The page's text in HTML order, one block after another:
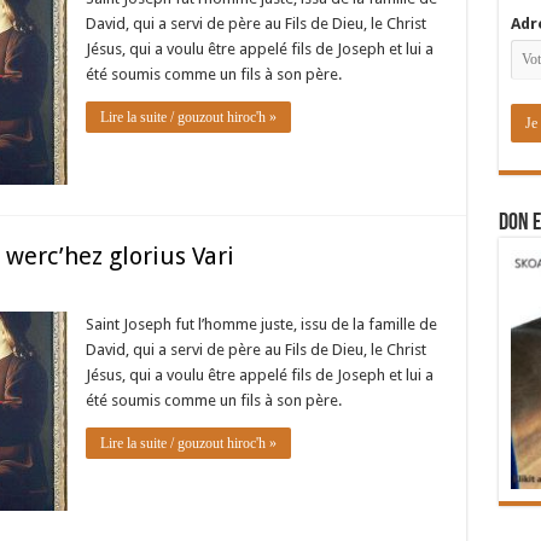
David, qui a servi de père au Fils de Dieu, le Christ
Jésus, qui a voulu être appelé fils de Joseph et lui a
été soumis comme un fils à son père.
Lire la suite / gouzout hiroc'h »
glorius Vari
Saint Joseph fut l’homme juste, issu de la famille de
David, qui a servi de père au Fils de Dieu, le Christ
Jésus, qui a voulu être appelé fils de Joseph et lui a
été soumis comme un fils à son père.
Lire la suite / gouzout hiroc'h »
DON